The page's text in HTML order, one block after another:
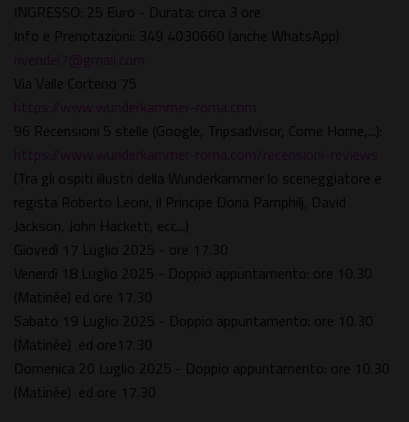
INGRESSO: 25 Euro - Durata: circa 3 ore
Info e Prenotazioni: 349 4030660 (anche WhatsApp)
rivendel7@gmail.com
Via Valle Corteno 75
https://www.wunderkammer-roma.com
96 Recensioni 5 stelle (Google, Tripsadvisor, Come Home,...):
https://www.wunderkammer-roma.com/recensioni-reviews
(Tra gli ospiti illustri della Wunderkammer lo sceneggiatore e
regista Roberto Leoni, il Principe Doria Pamphilj, David
Jackson, John Hackett, ecc...)
Giovedì 17 Luglio 2025 - ore 17.30
Venerdì 18 Luglio 2025 - Doppio appuntamento: ore 10.30
(Matinée) ed ore 17.30
Sabato 19 Luglio 2025 - Doppio appuntamento: ore 10.30
(Matinée) ed ore17.30
Domenica 20 Luglio 2025 - Doppio appuntamento: ore 10.30
(Matinée) ed ore 17.30